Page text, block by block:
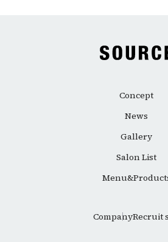
Concept
News
Gallery
Salon List
CompanyRecruit